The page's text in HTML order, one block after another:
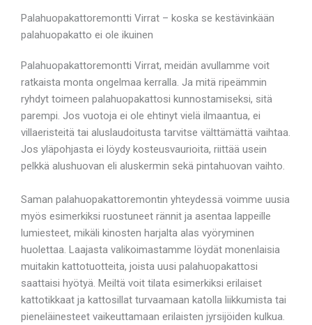
Palahuopakattoremontti Virrat – koska se kestävinkään
palahuopakatto ei ole ikuinen
Palahuopakattoremontti Virrat, meidän avullamme voit
ratkaista monta ongelmaa kerralla. Ja mitä ripeämmin
ryhdyt toimeen palahuopakattosi kunnostamiseksi, sitä
parempi. Jos vuotoja ei ole ehtinyt vielä ilmaantua, ei
villaeristeitä tai aluslaudoitusta tarvitse välttämättä vaihtaa.
Jos yläpohjasta ei löydy kosteusvaurioita, riittää usein
pelkkä alushuovan eli aluskermin sekä pintahuovan vaihto.
Saman palahuopakattoremontin yhteydessä voimme uusia
myös esimerkiksi ruostuneet rännit ja asentaa lappeille
lumiesteet, mikäli kinosten harjalta alas vyöryminen
huolettaa. Laajasta valikoimastamme löydät monenlaisia
muitakin kattotuotteita, joista uusi palahuopakattosi
saattaisi hyötyä. Meiltä voit tilata esimerkiksi erilaiset
kattotikkaat ja kattosillat turvaamaan katolla liikkumista tai
pieneläinesteet vaikeuttamaan erilaisten jyrsijöiden kulkua.